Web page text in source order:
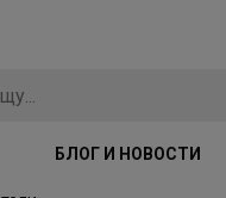
БЛОГ И НОВОСТИ